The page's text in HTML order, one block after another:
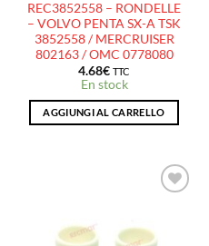
REC3852558 – RONDELLE
– VOLVO PENTA SX-A TSK
3852558 / MERCRUISER
802163 / OMC 0778080
4.68€ TTC
En stock
AGGIUNGI AL CARRELLO
LISTE